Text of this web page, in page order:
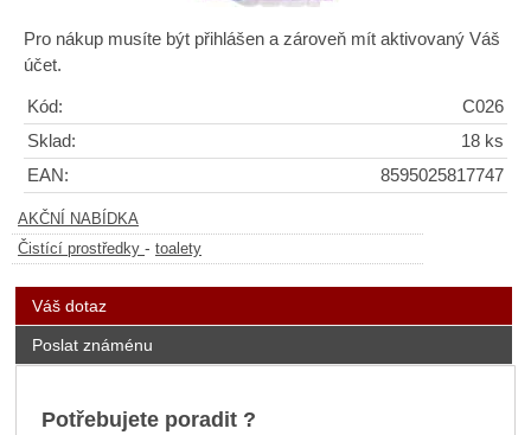
Pro nákup musíte být přihlášen a zároveň mít aktivovaný Váš
účet.
Kód:
C026
Sklad:
18 ks
EAN:
8595025817747
AKČNÍ NABÍDKA
Čistící prostředky - toalety
Váš dotaz
Poslat známénu
Potřebujete poradit ?